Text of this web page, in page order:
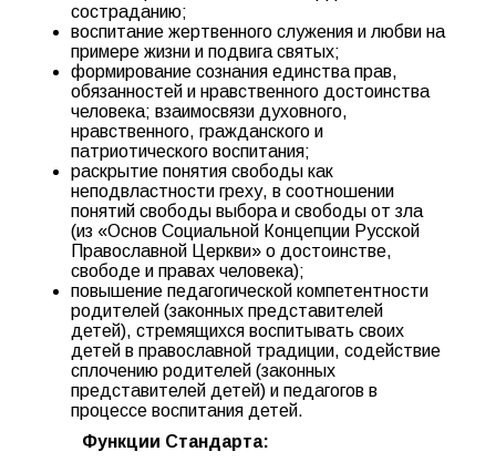
состраданию;
воспитание жертвенного служения и любви на
примере жизни и подвига святых;
формирование сознания единства прав,
обязанностей и нравственного достоинства
человека; взаимосвязи духовного,
нравственного, гражданского и
патриотического воспитания;
раскрытие понятия свободы как
неподвластности греху, в соотношении
понятий свободы выбора и свободы от зла
(из «Основ Социальной Концепции Русской
Православной Церкви» о достоинстве,
свободе и правах человека);
повышение педагогической компетентности
родителей (законных представителей
детей), стремящихся воспитывать своих
детей в православной традиции, содействие
сплочению родителей (законных
представителей детей) и педагогов в
процессе воспитания детей.
Функции Стандарта: